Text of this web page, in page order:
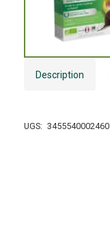
Description
UGS: 3455540002460